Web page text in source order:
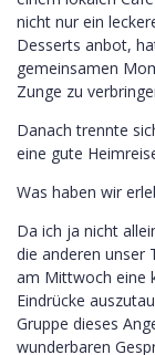
nicht nur ein
Desserts anbot,
gemeinsamen
Zunge zu
Danach trennte
eine gute
Was haben wir
Da ich ja nicht
die anderen unser
am Mittwoch eine
Eindrücke
Gruppe dieses
wunderbaren